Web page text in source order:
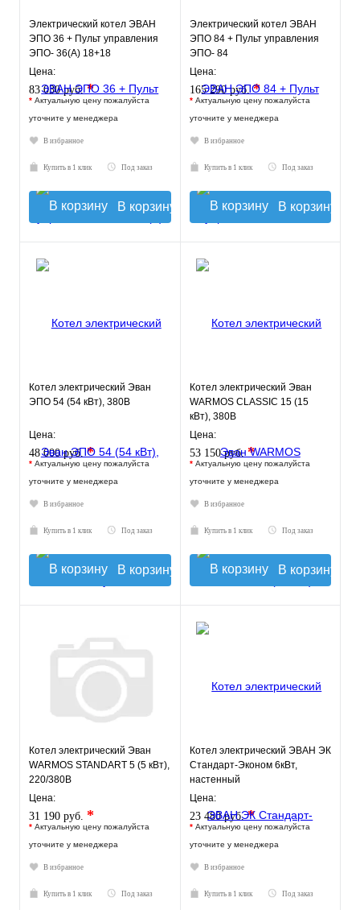
Электрический котел ЭВАН
ЭПО 36 + Пульт управления
ЭПО- 36(А) 18+18
Цена:
83 030 руб.*
* Актуальную цену пожалуйста
уточните у менеджера
В избранное
Купить в 1 клик Под заказ
В корзину
Электрический котел ЭВАН
ЭПО 84 + Пульт управления
ЭПО- 84
Цена:
165 290 руб.*
* Актуальную цену пожалуйста
уточните у менеджера
В избранное
Купить в 1 клик Под заказ
В корзину
Котел электрический Эван
ЭПО 54 (54 кВт), 380В
Цена:
48 000 руб.*
* Актуальную цену пожалуйста
уточните у менеджера
В избранное
Купить в 1 клик Под заказ
В корзину
Котел электрический Эван
WARMOS CLASSIC 15 (15
кВт), 380В
Цена:
53 150 руб. *
* Актуальную цену пожалуйста
уточните у менеджера
В избранное
Купить в 1 клик Под заказ
В корзину
Котел электрический Эван
WARMOS STANDART 5 (5 кВт),
220/380В
Цена:
31 190 руб. *
* Актуальную цену пожалуйста
уточните у менеджера
В избранное
Купить в 1 клик Под заказ
Котел электрический ЭВАН ЭК
Стандарт-Эконом 6кВт,
настенный
Цена:
23 480 руб.*
* Актуальную цену пожалуйста
уточните у менеджера
В избранное
Купить в 1 клик Под заказ